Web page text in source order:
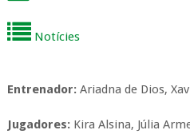
Notícies
Entrenador: Ariadna de Dios,
Jugadores: Kira Alsina, Júlia